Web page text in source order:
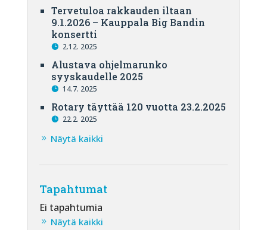
Tervetuloa rakkauden iltaan
9.1.2026 – Kauppala Big Bandin
konsertti
2.12. 2025
Alustava ohjelmarunko
syyskaudelle 2025
14.7. 2025
Rotary täyttää 120 vuotta 23.2.2025
22.2. 2025
Näytä kaikki
Tapahtumat
Ei tapahtumia
Näytä kaikki